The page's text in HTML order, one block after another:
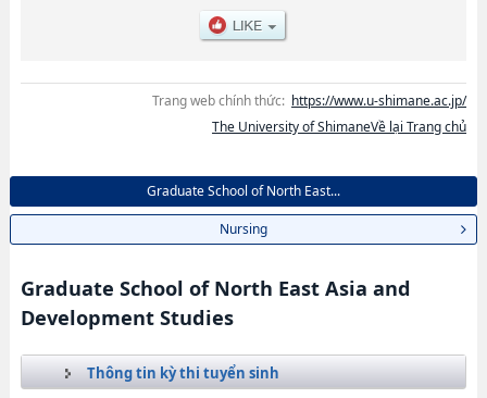
Trang web chính thức: https://www.u-shimane.ac.jp/
The University of ShimaneVề lại Trang chủ
Graduate School of North East...
Nursing
Graduate School of North East Asia and
Development Studies
Thông tin kỳ thi tuyển sinh